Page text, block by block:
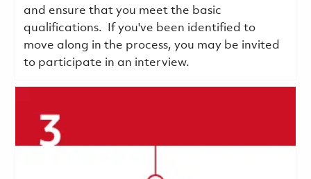
and ensure that you meet the basic
qualifications.
If you've been identified to
move along in the process, you may be invited
to participate in an interview.